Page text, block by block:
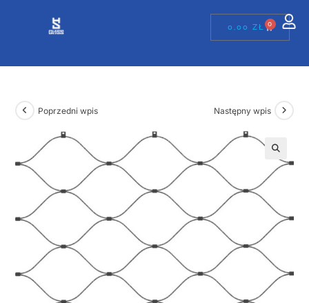
0,00ZŁ 0
Poprzedni wpis Następny wpis
🔍